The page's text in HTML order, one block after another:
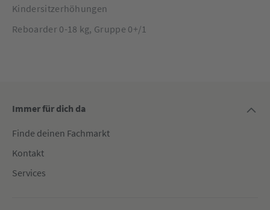
Kindersitzerhöhungen
Reboarder 0-18 kg, Gruppe 0+/1
Immer für dich da
Finde deinen Fachmarkt
Kontakt
Services